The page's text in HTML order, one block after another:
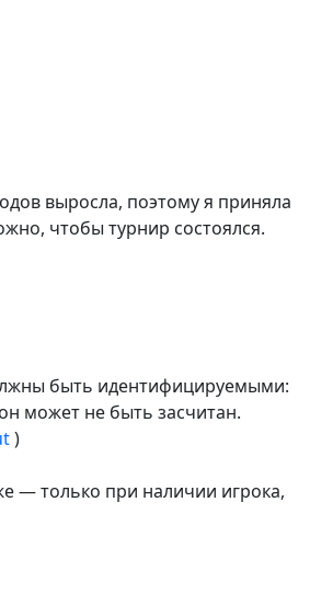
выросла, поэтому я приняла
чтобы турнир состоялся.
быть идентифицируемыми:
может не быть засчитан.
)
— только при наличии игрока,